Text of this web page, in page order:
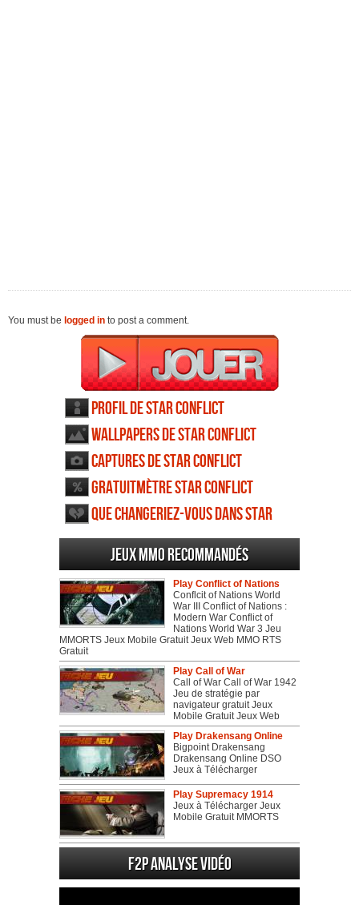
You must be logged in to post a comment.
Profil de Star Conflict
Wallpapers de Star Conflict
Captures de Star Conflict
Gratuitmètre Star Conflict
Que changeriez-vous dans Star
Conflict
Jeux MMO recommandés
Play Conflict of Nations
Conflcit of Nations World
War III Conflict of Nations :
Modern War Conflict of
Nations World War 3 Jeu
MMORTS Jeux Mobile Gratuit Jeux Web MMO RTS
Gratuit
Play Call of War
Call of War Call of War 1942
Jeu de stratégie par
navigateur gratuit Jeux
Mobile Gratuit Jeux Web
Play Drakensang Online
Bigpoint Drakensang
Drakensang Online DSO
Jeux à Télécharger
Play Supremacy 1914
Jeux à Télécharger Jeux
Mobile Gratuit MMORTS
F2P Analyse vidéo